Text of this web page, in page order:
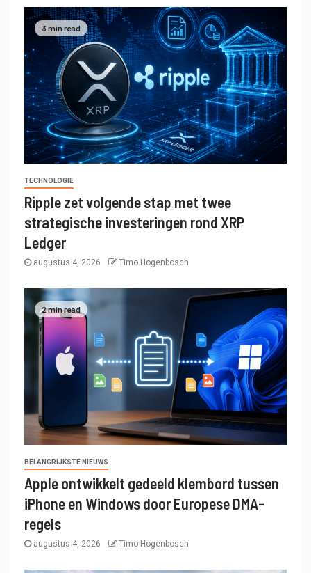
3 min read
TECHNOLOGIE
Ripple zet volgende stap met twee
strategische investeringen rond XRP
Ledger
augustus 4, 2026 Timo Hogenbosch
2 min read
BELANGRIJKSTE NIEUWS
Apple ontwikkelt gedeeld klembord tussen
iPhone en Windows door Europese DMA-
regels
augustus 4, 2026 Timo Hogenbosch